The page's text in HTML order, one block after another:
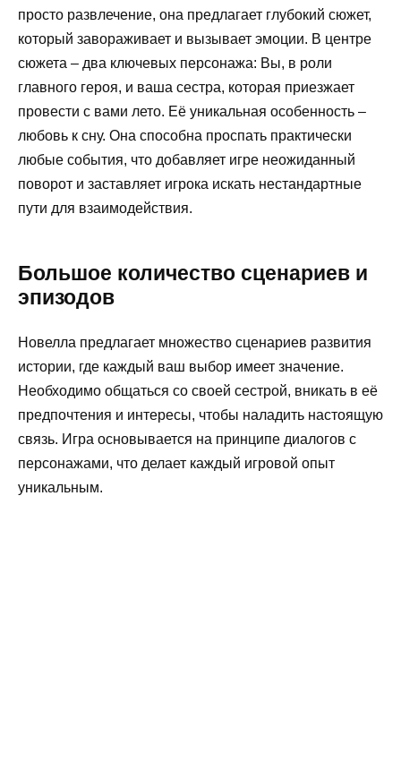
просто развлечение, она предлагает глубокий сюжет,
который завораживает и вызывает эмоции. В центре
сюжета – два ключевых персонажа: Вы, в роли
главного героя, и ваша сестра, которая приезжает
провести с вами лето. Её уникальная особенность –
любовь к сну. Она способна проспать практически
любые события, что добавляет игре неожиданный
поворот и заставляет игрока искать нестандартные
пути для взаимодействия.
Большое количество сценариев и
эпизодов
Новелла предлагает множество сценариев развития
истории, где каждый ваш выбор имеет значение.
Необходимо общаться со своей сестрой, вникать в её
предпочтения и интересы, чтобы наладить настоящую
связь. Игра основывается на принципе диалогов с
персонажами, что делает каждый игровой опыт
уникальным.